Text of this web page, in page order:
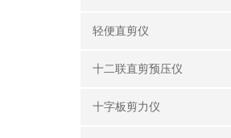
轻便直剪仪
十二联直剪预压仪
十字板剪力仪